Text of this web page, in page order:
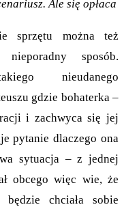
Ale się opłaca
sprzętu można też
sposób.
nieudanego
gdzie bohaterka –
i zachwyca się jej
pytanie dlaczego ona
sytuacja – z jednej
obcego więc wie, że
chciała sobie